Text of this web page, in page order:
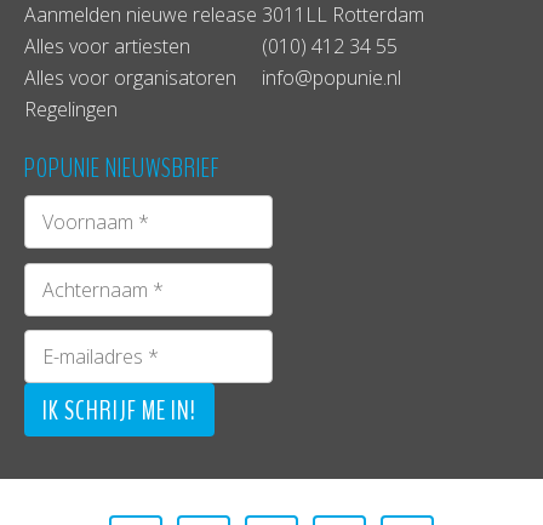
Aanmelden nieuwe release
Alles voor artiesten
Alles voor organisatoren
Regelingen
3011LL Rotterdam
(010) 412 34 55
info@popunie.nl
POPUNIE NIEUWSBRIEF